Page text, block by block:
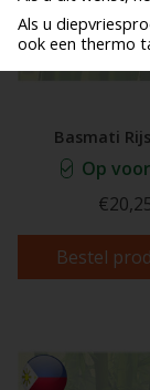
Als u
ook een thermo
Basmati
Op
Bestel